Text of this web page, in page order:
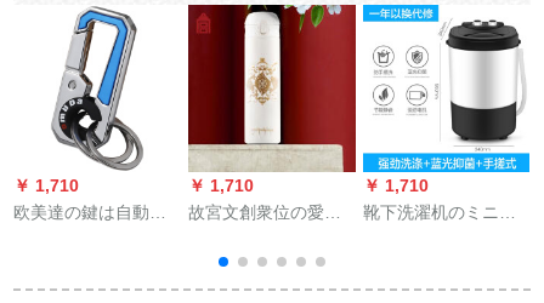
￥ 1,710
欧美達の鍵は自動車
錠をかけてキーの輪
￥ 1,710
故宮文創衆位の愛卿~
どうぞ。八宝合一保
温ケース、車載旅行
￥ 1,710
靴下洗濯机のミニベ
动寮の赤ちゃんの下